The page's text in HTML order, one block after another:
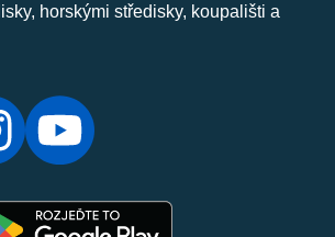
horskými středisky, koupališti a